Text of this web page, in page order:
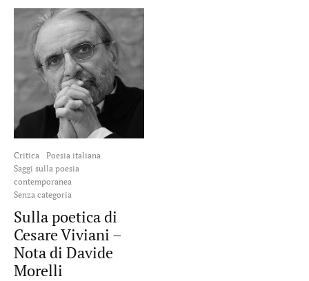
Critica
Poesia italiana
Saggi sulla poesia
contemporanea
Senza categoria
Sulla poetica di
Cesare Viviani –
Nota di Davide
Morelli